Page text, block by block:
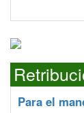
Para el